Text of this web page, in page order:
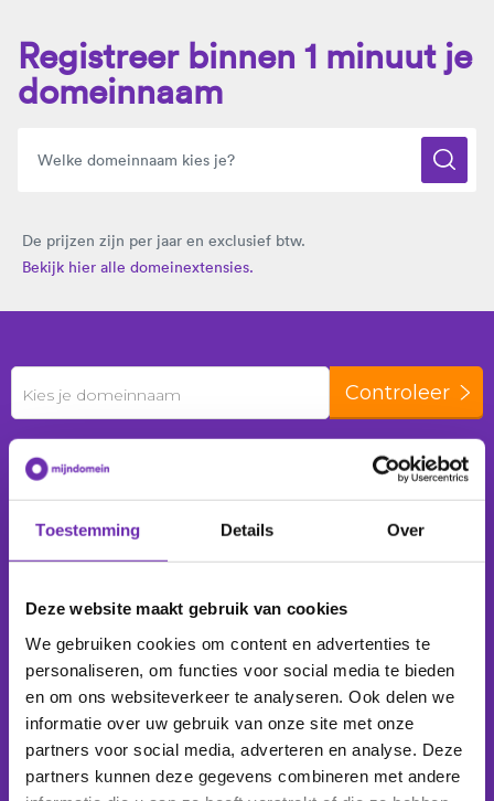
Toestemming Details Over
Deze website maakt gebruik van cookies
We gebruiken cookies om content en advertenties te
personaliseren, om functies voor social media te bieden
en om ons websiteverkeer te analyseren. Ook delen we
informatie over uw gebruik van onze site met onze
partners voor social media, adverteren en analyse. Deze
partners kunnen deze gegevens combineren met andere
Registreer binnen 1 minuut je
domeinnaam
De prijzen zijn per jaar en exclusief btw.
Bekijk hier alle domeinextensies.
Kies je domeinnaam Controleer
351 domeinnamen
Wij beheren
1.039.058 domeinnamenvoor
277.792 klanten.
Producten
Domeinnaam
E-mail